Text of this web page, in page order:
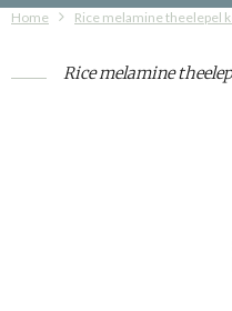
Home Rice melamine theelepel
Rice melamine